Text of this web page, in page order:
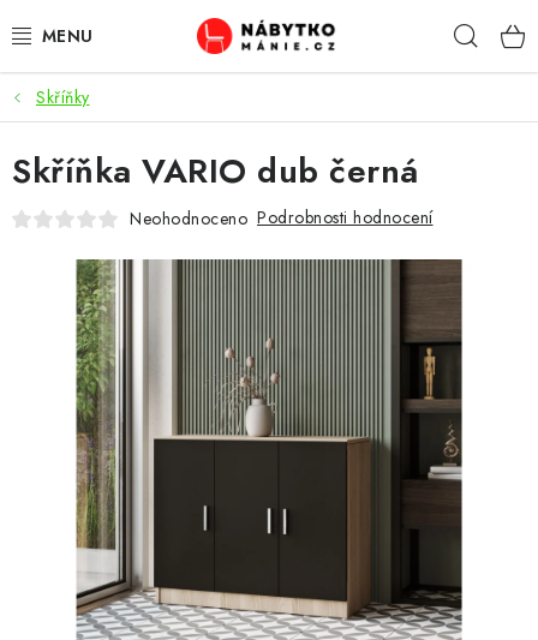
na
OBÝVACÍ POKOJ
KUCHYŇ A JÍDELNA
LOŽNICE
DĚTSKÝ POKOJ
KANCELÁŘ / PRACOVNA
KOUPELNA A WC
PŘEDSÍŇ
CHOVATELSKÉ POTŘEBY
DOPLŇKY A DEKORACE
Skříňky
Skříňka VARIO dub černá
Neohodnoceno Podrobnosti hodnocení